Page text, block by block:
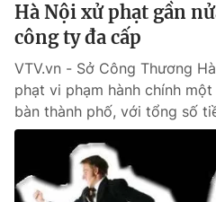
Hà Nội xử phạt gần
công ty đa cấp
VTV.vn - Sở Công Thương
phạt vi phạm hành chính
bàn thành phố, với tổng số